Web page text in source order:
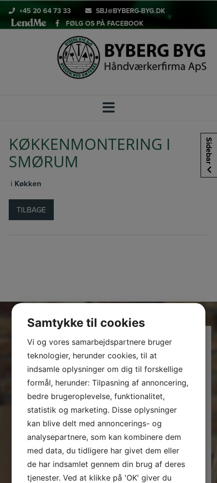
Hop
indholdet
+45 20 64 73 33
SBJ@BYBERG-BYG.DK
FØLG OS PÅ FACEBOOK
KØKKENMONTERING I
SMØRUM
i Køkken
TILBAGE
Sidebar
Byberg Byg Håndværkerfirma ApS
En særlig hilsen til mine nyeste følgere! Fedt at have
jer med!
Laurids Peter Christensen ,Kim Schkliaroff ,
Pedersen, Aage Fynbo Rasmussen,John Og Edith
Langholz,Ernst Vedstesen,Jannie Breinhøj Jensen
Ingrid Knudsen,Dorit Kirkegaard,Michał Leszczynski
Gert Rasmussen
,Paraoanu Nelu , Kurt Lauridsen
Anne-Marie Frederiksen ,Stig Krogsbæk,Dariusz
Kornowski,Anita Kongste,Annie Jensen, ...See More
Samtykke til cookies
Vi og vores samarbejdspartnere bruger
teknologier, herunder cookies, til at
indsamle oplysninger om dig til forskellige
formål, herunder: Tilpasning af annoncering,
bedre brugeroplevelse, funktionalitet,
statistik og marketing. Disse oplysninger
kan blive delt med annoncerings- og
analysepartnere, som kan kombinere dem
med data, du tidligere har givet dem eller
de har indsamlet gennem din brug af deres
tjenester. Ved at klikke på 'OK' giver du